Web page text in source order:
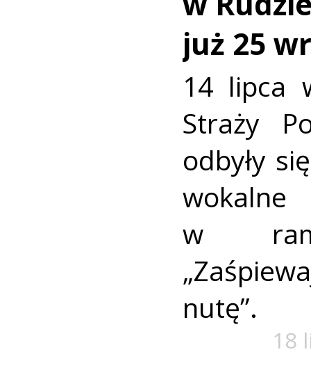
już 25
14 lipca
Straży
odbyły
w
nutę”.
18